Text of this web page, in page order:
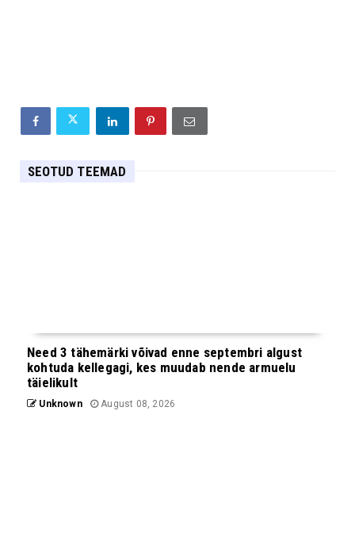
SEOTUD TEEMAD
Need 3 tähemärki võivad enne septembri algust
kohtuda kellegagi, kes muudab nende armuelu
täielikult
Unknown August 08, 2026